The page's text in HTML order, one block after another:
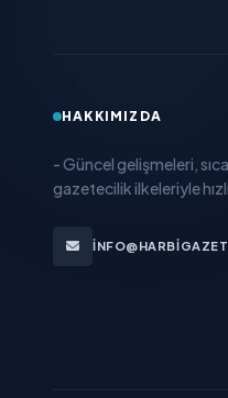
HAKKIMIZDA
- Güncel gelişmeleri,
gazetecilik ilkeleriyle